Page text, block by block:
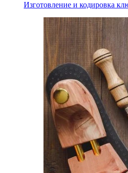
Изготовление и кодировка